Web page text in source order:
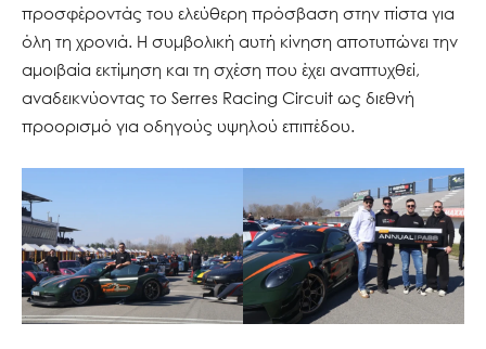
προσφέροντάς του ελεύθερη πρόσβαση στην πίστα για
όλη τη χρονιά. Η συμβολική αυτή κίνηση αποτυπώνει την
αμοιβαία εκτίμηση και τη σχέση που έχει αναπτυχθεί,
αναδεικνύοντας το Serres Racing Circuit ως διεθνή
προορισμό για οδηγούς υψηλού επιπέδου.